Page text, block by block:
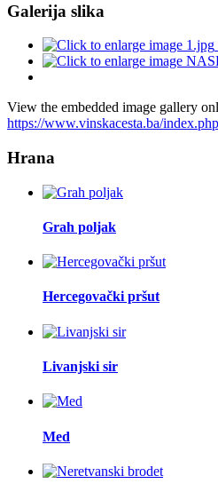
Galerija slika
View the embedded image gallery
https://www.vinskacesta.ba/
Hrana
Grah poljak
Hercegovački pršut
Livanjski sir
Med